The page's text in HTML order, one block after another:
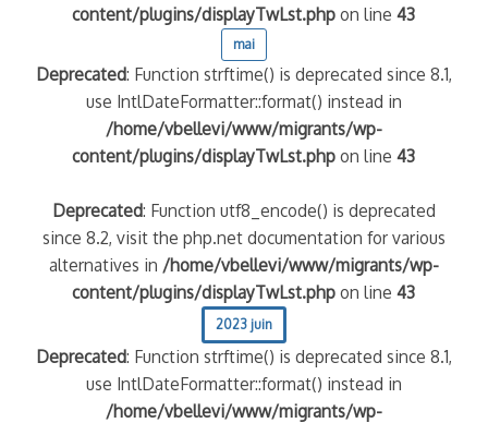
content/plugins/displayTwLst.php on line43
mai
Deprecated: Function strftime() is deprecated since 8.1,
use IntlDateFormatter::format() instead in
/home/vbellevi/www/migrants/wp-
content/plugins/displayTwLst.php on line43
Deprecated: Function utf8_encode() is deprecated
since 8.2, visit the php.net documentation for various
alternatives in /home/vbellevi/www/migrants/wp-
content/plugins/displayTwLst.php on line43
2023 juin
Deprecated: Function strftime() is deprecated since 8.1,
use IntlDateFormatter::format() instead in
/home/vbellevi/www/migrants/wp-